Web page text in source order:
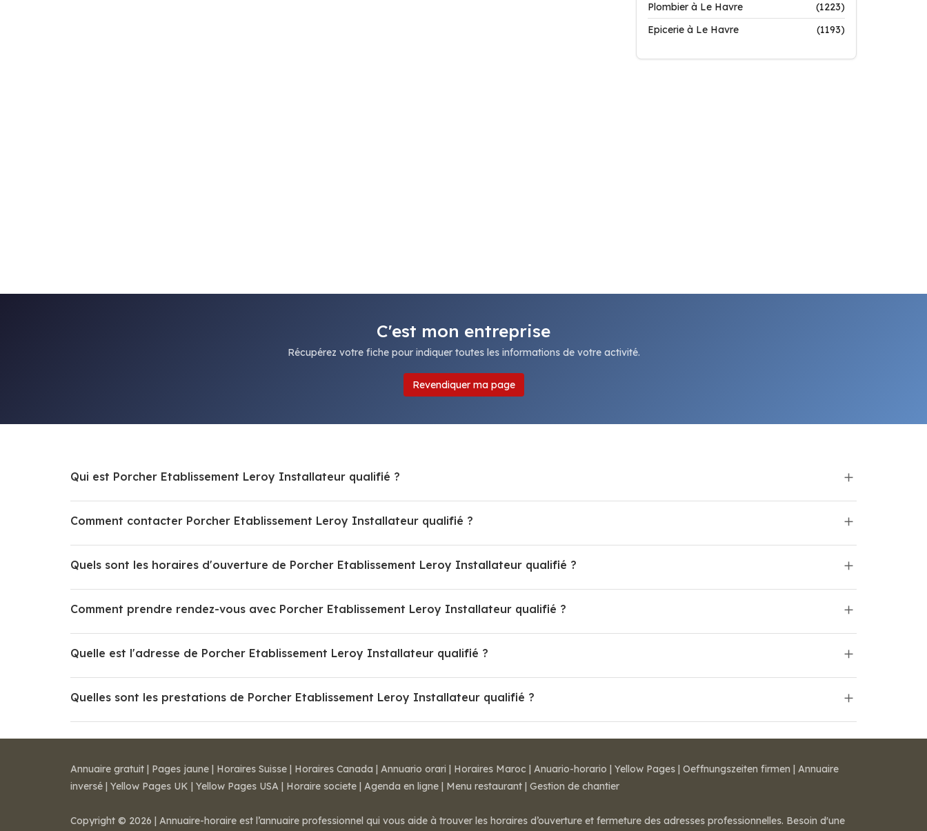
Plombier à Le Havre
(1223)
Epicerie à Le Havre
(1193)
C'est mon entreprise
Récupérez votre fiche pour indiquer toutes les informations de votre activité.
Revendiquer ma page
Qui est Porcher Etablissement Leroy Installateur qualifié ?
Comment contacter Porcher Etablissement Leroy Installateur qualifié ?
Quels sont les horaires d'ouverture de Porcher Etablissement Leroy Installateur qualifié ?
Comment prendre rendez-vous avec Porcher Etablissement Leroy Installateur qualifié ?
Quelle est l'adresse de Porcher Etablissement Leroy Installateur qualifié ?
Quelles sont les prestations de Porcher Etablissement Leroy Installateur qualifié ?
Annuaire gratuit | Pages jaune | Horaires Suisse | Horaires Canada | Annuario orari | Horaires Maroc | Anuario-horario | Yellow Pages | Oeffnungszeiten firmen | Annuaire
inversé | Yellow Pages UK | Yellow Pages USA | Horaire societe | Agenda en ligne | Menu restaurant | Gestion de chantier
Copyright © 2026 | Annuaire-horaire est l’annuaire professionnel qui vous aide à trouver les horaires d’ouverture et fermeture des adresses professionnelles. Besoin d'une